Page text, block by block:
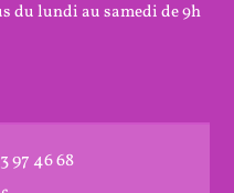
du lundi au samedi de 9h
97 46 68